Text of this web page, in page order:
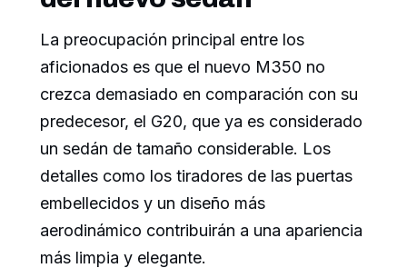
La preocupación principal entre los
aficionados es que el nuevo M350 no
crezca demasiado en comparación con su
predecesor, el G20, que ya es considerado
un sedán de tamaño considerable. Los
detalles como los tiradores de las puertas
embellecidos y un diseño más
aerodinámico contribuirán a una apariencia
más limpia y elegante.